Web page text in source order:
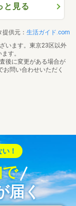
と見る
供元： 生活ガイド.com
います。東京23区以外
す。
後に変更がある場合が
問い合わせいただく
！
届く